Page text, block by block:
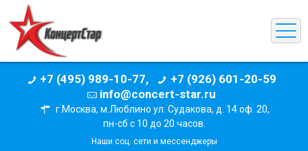
+7 (495) 989-10-77,
+7 (926) 601-20-59
info@concert-star.ru
г.Москва, м.Люблино ул. Судакова, д. 14 оф. 20,
пн-сб с 10 до 20 часов.
Наши соц. сети и мессенджеры